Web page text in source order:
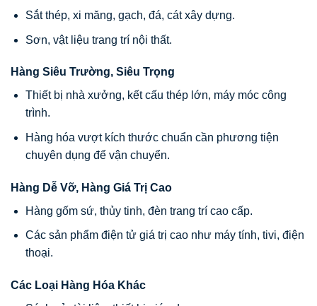
Sắt thép, xi măng, gạch, đá, cát xây dựng.
Sơn, vật liệu trang trí nội thất.
Hàng Siêu Trường, Siêu Trọng
Thiết bị nhà xưởng, kết cấu thép lớn, máy móc công
trình.
Hàng hóa vượt kích thước chuẩn cần phương tiện
chuyên dụng để vận chuyển.
Hàng Dễ Vỡ, Hàng Giá Trị Cao
Hàng gốm sứ, thủy tinh, đèn trang trí cao cấp.
Các sản phẩm điện tử giá trị cao như máy tính, tivi, điện
thoại.
Các Loại Hàng Hóa Khác